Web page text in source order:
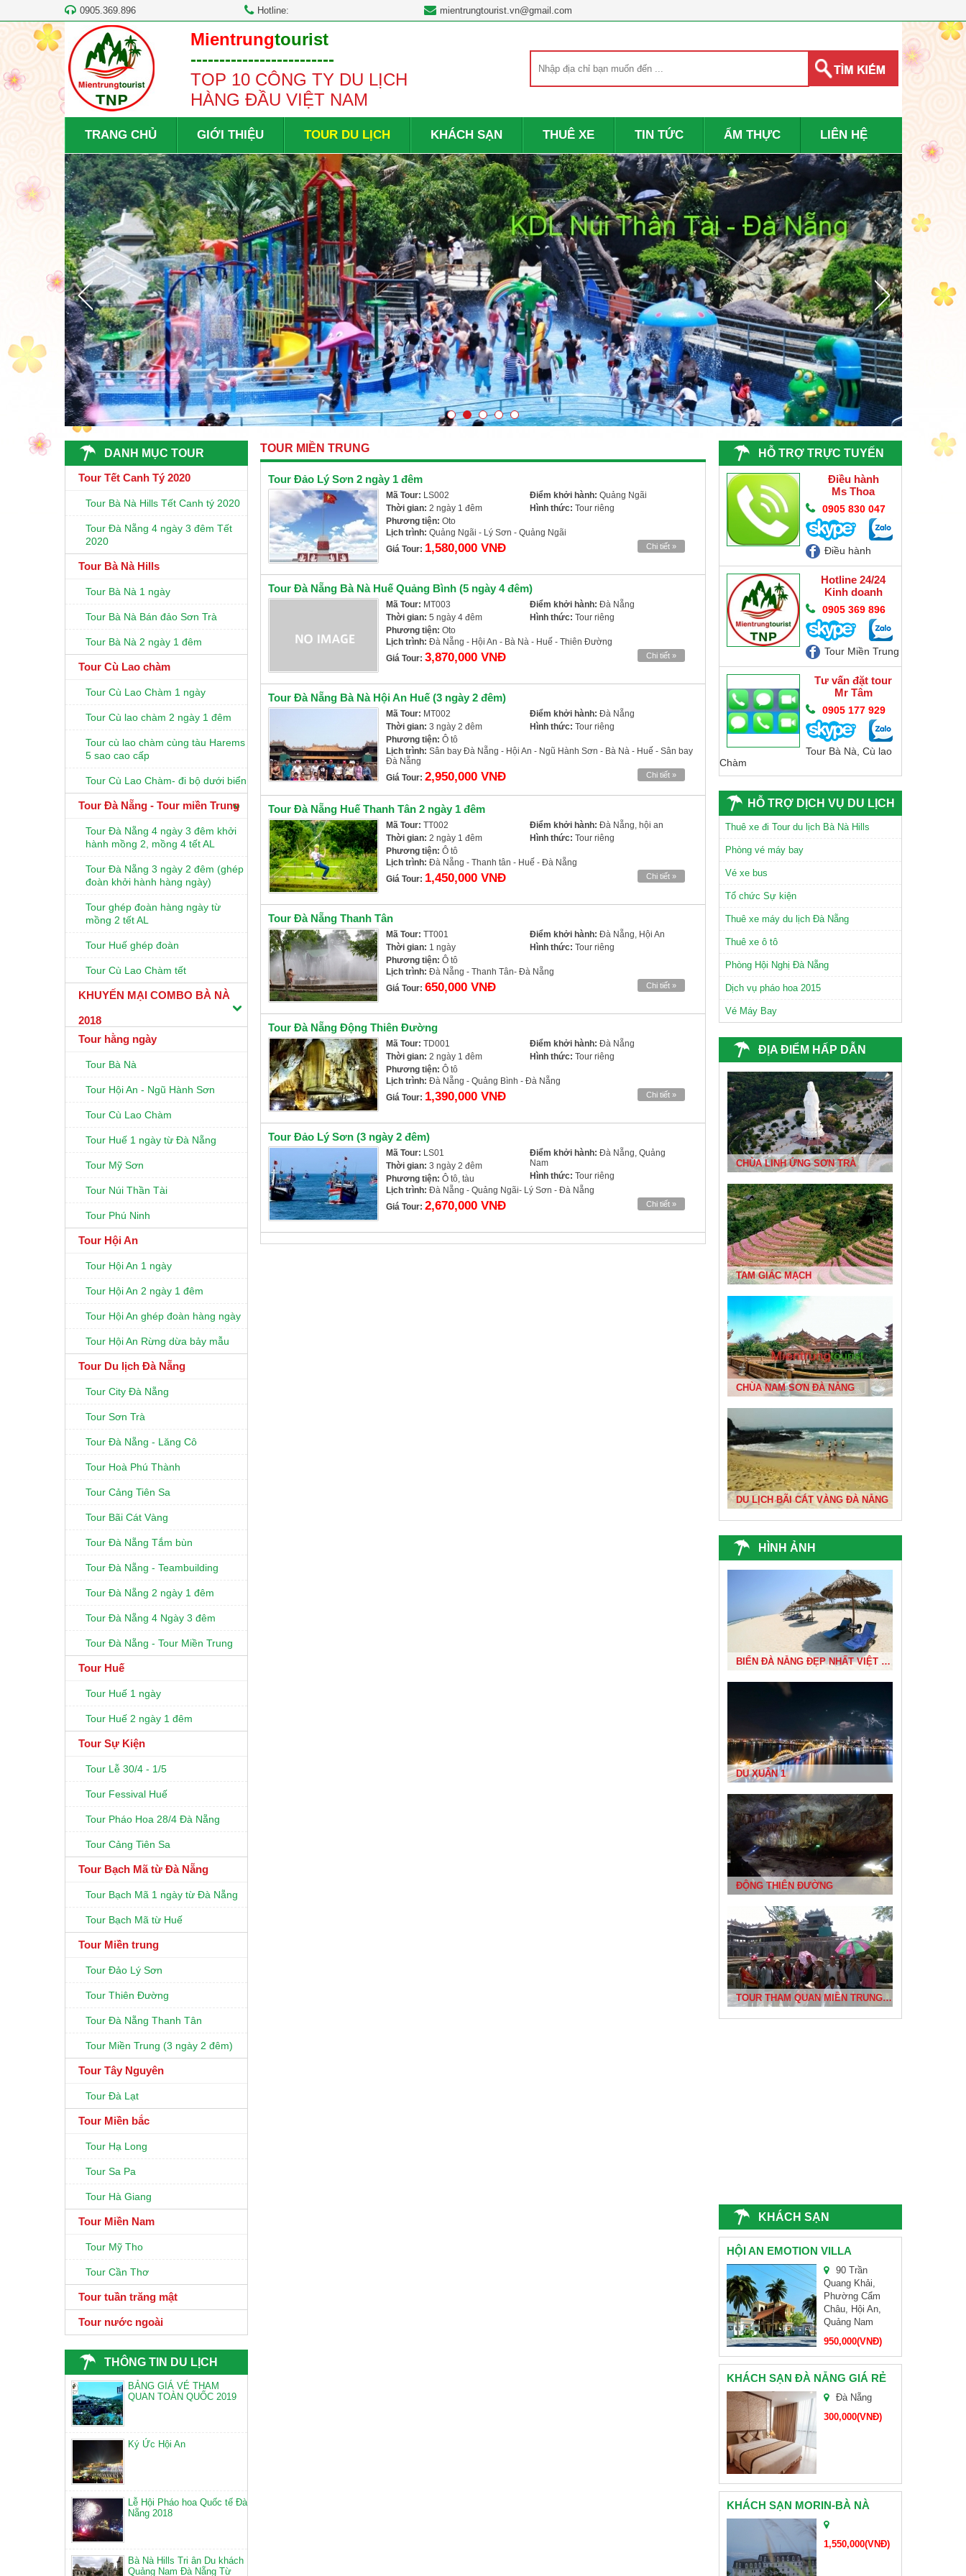
0905.369.896 Hotline: mientrungtourist.vn@gmail.com
Mientrungtourist
-------------------------
TOP 10 CÔNG TY DU LỊCH
HÀNG ĐẦU VIỆT NAM
TRANG CHỦ GIỚI THIỆU TOUR DU LỊCH KHÁCH SẠN THUÊ XE TIN TỨC ẨM THỰC LIÊN HỆ
DANH MỤC TOUR
Tour Tết Canh Tý 2020
Tour Bà Nà Hills Tết Canh tý 2020
Tour Đà Nẵng 4 ngày 3 đêm Tết
2020
Tour Bà Nà Hills
Tour Bà Nà 1 ngày
Tour Bà Nà Bán đảo Sơn Trà
Tour Bà Nà 2 ngày 1 đêm
Tour Cù Lao chàm
Tour Cù Lao Chàm 1 ngày
Tour Cù lao chàm 2 ngày 1 đêm
Tour cù lao chàm cùng tàu Harems
5 sao cao cấp
Tour Cù Lao Chàm- đi bộ dưới biển
Tour Đà Nẵng - Tour miền Trung
Tour Đà Nẵng 4 ngày 3 đêm khởi
hành mồng 2, mồng 4 tết AL
Tour Đà Nẵng 3 ngày 2 đêm (ghép
đoàn khởi hành hàng ngày)
Tour ghép đoàn hàng ngày từ
mồng 2 tết AL
Tour Huế ghép đoàn
Tour Cù Lao Chàm tết
KHUYẾN MẠI COMBO BÀ NÀ
2018
Tour hằng ngày
Tour Bà Nà
Tour Hội An - Ngũ Hành Sơn
Tour Cù Lao Chàm
Tour Huế 1 ngày từ Đà Nẵng
Tour Mỹ Sơn
Tour Núi Thần Tài
Tour Phú Ninh
Tour Hội An
Tour Hội An 1 ngày
Tour Hội An 2 ngày 1 đêm
Tour Hội An ghép đoàn hàng ngày
Tour Hội An Rừng dừa bảy mẫu
Tour Du lịch Đà Nẵng
Tour City Đà Nẵng
Tour Sơn Trà
Tour Đà Nẵng - Lăng Cô
Tour Hoà Phú Thành
Tour Cảng Tiên Sa
Tour Bãi Cát Vàng
Tour Đà Nẵng Tắm bùn
Tour Đà Nẵng - Teambuilding
Tour Đà Nẵng 2 ngày 1 đêm
Tour Đà Nẵng 4 Ngày 3 đêm
Tour Đà Nẵng - Tour Miền Trung
Tour Huế
Tour Huế 1 ngày
Tour Huế 2 ngày 1 đêm
Tour Sự Kiện
Tour Lễ 30/4 - 1/5
Tour Fessival Huế
Tour Pháo Hoa 28/4 Đà Nẵng
Tour Cảng Tiên Sa
Tour Bạch Mã từ Đà Nẵng
Tour Bạch Mã 1 ngày từ Đà Nẵng
Tour Bạch Mã từ Huế
Tour Miền trung
Tour Đảo Lý Sơn
Tour Thiên Đường
Tour Đà Nẵng Thanh Tân
Tour Miền Trung (3 ngày 2 đêm)
Tour Tây Nguyên
Tour Đà Lạt
Tour Miền bắc
Tour Hạ Long
Tour Sa Pa
Tour Hà Giang
Tour Miền Nam
Tour Mỹ Tho
Tour Cần Thơ
Tour tuần trăng mật
Tour nước ngoài
THÔNG TIN DU LỊCH
BẢNG GIÁ VÉ THAM
QUAN TOÀN QUỐC 2019
Ký Ức Hội An
Lễ Hội Pháo hoa Quốc tế Đà
Nẵng 2018
Bà Nà Hills Tri ân Du khách
Quảng Nam Đà Nẵng Từ
TOUR MIỀN TRUNG
Tour Đảo Lý Sơn 2 ngày 1 đêm
Mã Tour: LS002
Thời gian: 2 ngày 1 đêm
Phương tiện: Oto
Điểm khởi hành: Quảng Ngãi
Hình thức: Tour riêng
Lịch trình: Quảng Ngãi - Lý Sơn - Quảng Ngãi
Giá Tour: 1,580,000 VNĐ Chi tiết »
Tour Đà Nẵng Bà Nà Huế Quảng Bình (5 ngày 4 đêm)
Mã Tour: MT003
Thời gian: 5 ngày 4 đêm
Phương tiện: Oto
Điểm khởi hành: Đà Nẵng
Hình thức: Tour riêng
Lịch trình: Đà Nẵng - Hội An - Bà Nà - Huế - Thiên Đường
Giá Tour: 3,870,000 VNĐ Chi tiết »
Tour Đà Nẵng Bà Nà Hội An Huế (3 ngày 2 đêm)
Mã Tour: MT002
Thời gian: 3 ngày 2 đêm
Phương tiện: Ô tô
Điểm khởi hành: Đà Nẵng
Hình thức: Tour riêng
Lịch trình: Sân bay Đà Nẵng - Hội An - Ngũ Hành Sơn - Bà Nà - Huế - Sân bay
Đà Nẵng
Giá Tour: 2,950,000 VNĐ Chi tiết »
Tour Đà Nẵng Huế Thanh Tân 2 ngày 1 đêm
Mã Tour: TT002
Thời gian: 2 ngày 1 đêm
Phương tiện: Ô tô
Điểm khởi hành: Đà Nẵng, hội an
Hình thức: Tour riêng
Lịch trình: Đà Nẵng - Thanh tân - Huế - Đà Nẵng
Giá Tour: 1,450,000 VNĐ Chi tiết »
Tour Đà Nẵng Thanh Tân
Mã Tour: TT001
Thời gian: 1 ngày
Phương tiện: Ô tô
Điểm khởi hành: Đà Nẵng, Hội An
Hình thức: Tour riêng
Lịch trình: Đà Nẵng - Thanh Tân- Đà Nẵng
Giá Tour: 650,000 VNĐ Chi tiết »
Tour Đà Nẵng Động Thiên Đường
Mã Tour: TD001
Thời gian: 2 ngày 1 đêm
Phương tiện: Ô tô
Điểm khởi hành: Đà Nẵng
Hình thức: Tour riêng
Lịch trình: Đà Nẵng - Quảng Bình - Đà Nẵng
Giá Tour: 1,390,000 VNĐ Chi tiết »
Tour Đảo Lý Sơn (3 ngày 2 đêm)
Mã Tour: LS01
Thời gian: 3 ngày 2 đêm
Phương tiện: Ô tô, tàu
Điểm khởi hành: Đà Nẵng, Quảng
Nam
Hình thức: Tour riêng
Lịch trình: Đà Nẵng - Quảng Ngãi- Lý Sơn - Đà Nẵng
Giá Tour: 2,670,000 VNĐ Chi tiết »
HỖ TRỢ TRỰC TUYẾN
Điều hành
Ms Thoa
0905 830 047
Điều hành
Hotline 24/24
Kinh doanh
0905 369 896
Tour Miền Trung
Tư vấn đặt tour
Mr Tâm
0905 177 929
Tour Bà Nà, Cù lao
Chàm
HỖ TRỢ DỊCH VỤ DU LỊCH
Thuê xe đi Tour du lịch Bà Nà Hills
Phòng vé máy bay
Vé xe bus
Tổ chức Sự kiện
Thuê xe máy du lịch Đà Nẵng
Thuê xe ô tô
Phòng Hội Nghị Đà Nẵng
Dịch vụ pháo hoa 2015
Vé Máy Bay
ĐỊA ĐIỂM HẤP DẪN
CHÙA LINH ỨNG SƠN TRÀ
TAM GIÁC MẠCH
CHÙA NAM SƠN ĐÀ NẴNG
CHÙA LINH ỨNG SƠN TRÀ
TAM GIÁC MẠCH
CHÙA NAM SƠN ĐÀ NẴNG
DU LỊCH BÃI CÁT VÀNG ĐÀ NẴNG
ĐỀN BÀ TRIỆU
NHÀ RÔNG TÂY NGUYÊN
ĐẢO LÝ SƠN
BÃI TẮM NHẬT LỆ VÀ KHU KHẢO CỔ BÀU TRÓ
CHÙA LINH ỨNG SƠN TRÀ
TAM GIÁC MẠCH
CHÙA NAM SƠN ĐÀ NẴNG
HÌNH ẢNH
BIỂN ĐÀ NẴNG ĐẸP NHẤT VIỆT NAM
DU XUÂN 1
ĐỘNG THIÊN ĐƯỜNG
BIỂN ĐÀ NẴNG ĐẸP NHẤT VIỆT NAM
DU XUÂN 1
ĐỘNG THIÊN ĐƯỜNG
TOUR THAM QUAN MIỀN TRUNG CỦA DỰ ÁN PHÁT TRIỂN CỘNG ĐỒNG BÌNH THUẬN
BÁNH KẸO HẢI HÀ
ĐOÀN CHỊ HOÀNG-CẦN THƠ
KHÁCH SẠN
HỘI AN EMOTION VILLA
90 Trần
Quang Khải,
Phường Cẩm
Châu, Hội An,
Quảng Nam
950,000(VNĐ)
KHÁCH SẠN ĐÀ NẴNG GIÁ RẺ
Đà Nẵng
300,000(VNĐ)
KHÁCH SẠN MORIN-BÀ NÀ
1,550,000(VNĐ)